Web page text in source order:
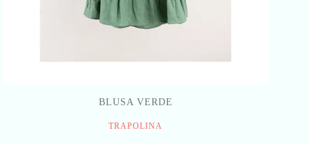
BLUSA VERDE
TRAPOLINA